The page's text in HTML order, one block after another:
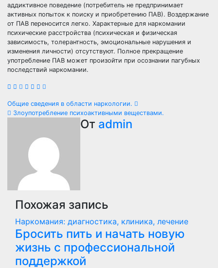
аддиктивное поведение (потребитель не предпринимает
активных попыток к поиску и приобретению ПАВ). Воздержание
от ПАВ переносится легко. Характерные для наркомании
психические расстройства (психическая и физическая
зависимость, толерантность, эмоциональные нарушения и
изменения личности) отсутствуют. Полное прекращение
употребление ПАВ может произойти при осознании пагубных
последствий наркомании.
Навигация
записям
Общие сведения в области наркологии.
Злоупотребление психоактивными веществами.
От admin
Похожая запись
Наркомания: диагностика, клиника, лечение
Бросить пить и начать новую
жизнь с профессиональной
поддержкой